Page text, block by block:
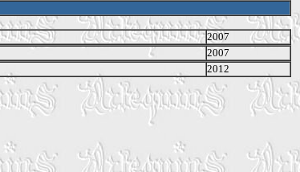
2007
2007
2012